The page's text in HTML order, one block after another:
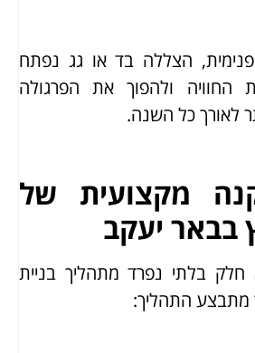
הצללה בד או גג נפתח
החוויה ולהפוך את הפרגולה
לאורך כל השנה.
מקצועית של
בבאר יעקב
בלתי נפרד מתהליך בניית
מתבצע התהליך: